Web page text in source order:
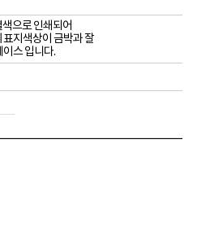
으로 인쇄되어
지색상이 금박과 잘
스 입니다.